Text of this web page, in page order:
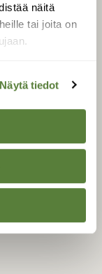
näitä
tai joita on
Näytä tiedot
-lehden
.